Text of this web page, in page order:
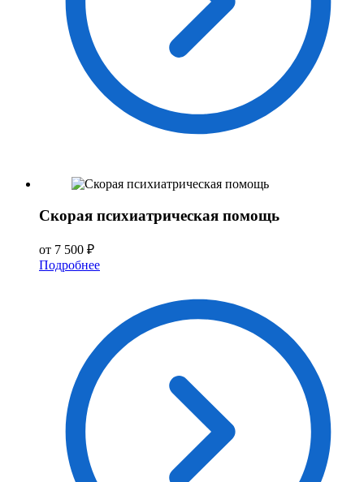
Скорая психиатрическая помощь
от 7 500 ₽
Подробнее